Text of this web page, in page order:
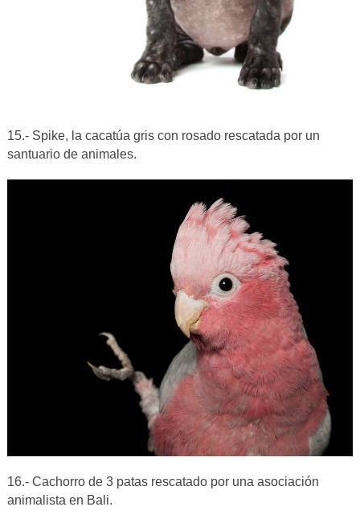
15.- Spike, la cacatúa gris con rosado rescatada por un
santuario de animales.
16.- Cachorro de 3 patas rescatado por una asociación
animalista en Bali.